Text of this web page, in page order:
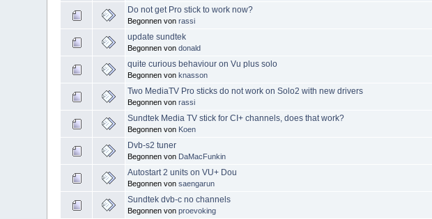
Do not get Pro stick to work now?
Begonnen vonrassi
update sundtek
Begonnen vondonald
quite curious behaviour on Vu plus solo
Begonnen vonknasson
Two MediaTV Pro sticks do not work on Solo2 with new drivers
Begonnen vonrassi
Sundtek Media TV stick for CI+ channels, does that work?
Begonnen von Koen
Dvb-s2 tuner
Begonnen von DaMacFunkin
Autostart 2 units on VU+ Dou
Begonnen vonsaengarun
Sundtek dvb-c no channels
Begonnen vonproevoking